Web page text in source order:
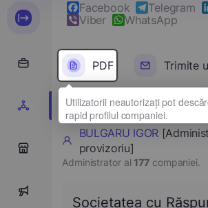
0
Facebook Telegram
Viber
WhatsApp
PDF Trimite
BULGARU IGOR
provizoriu]
Administrator al 177 companiei.
Societatea cu